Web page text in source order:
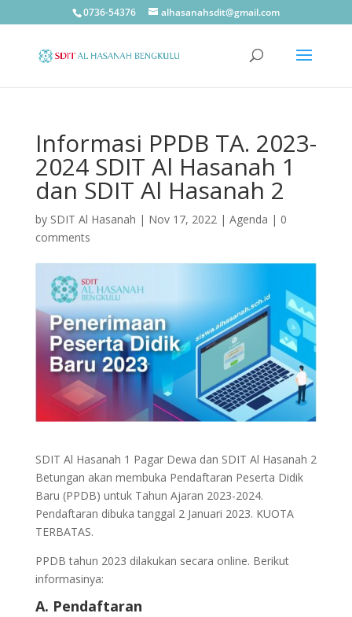
0736-54376 alhasanahsdit@gmail.com
Informasi PPDB TA. 2023-
2024 SDIT Al Hasanah 1
dan SDIT Al Hasanah 2
by SDIT Al Hasanah | Nov 17, 2022| Agenda | 0
comments
SDIT Al Hasanah 1 Pagar Dewa dan SDIT Al Hasanah 2
Betungan akan membuka Pendaftaran Peserta Didik
Baru (PPDB) untuk Tahun Ajaran 2023-2024.
Pendaftaran dibuka tanggal 2 Januari 2023. KUOTA
TERBATAS.
PPDB tahun 2023 dilakukan secara online. Berikut
informasinya:
A. Pendaftaran